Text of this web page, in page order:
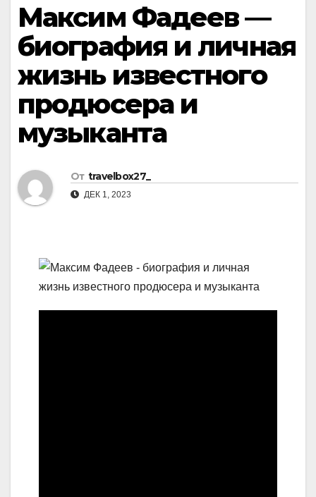
Максим Фадеев —
биография и личная
жизнь известного
продюсера и
музыканта
От travelbox27_
ДЕК 1, 2023